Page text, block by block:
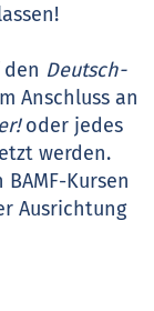
Deutsch-
Anschluss an
oder jedes
werden.
Kursen
Ausrichtung